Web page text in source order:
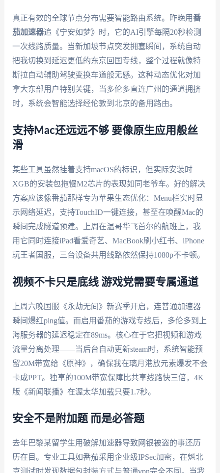
真正有效的全球节点分布需要智能路由系统。昨晚用番
茄加速器追《宁安如梦》时，它的AI引擎每隔20秒检测
一次线路质量。当新加坡节点突发拥塞瞬间，系统自动
把我切换到延迟更低的东京回国专线，整个过程就像特
斯拉自动辅助驾驶变换车道般无感。这种动态优化对加
拿大东部用户特别关键，当多伦多直连广州的通道拥挤
时，系统会智能选择经伦敦到北京的备用路由。
支持Mac还远远不够 要像原生应用般丝
滑
某些工具虽然挂着支持macOS的标识，但实际安装时
XGB的安装包拖慢M2芯片的表现如同老爷车。好的解决
方案应该像番茄那样专为苹果生态优化：Menu栏实时显
示网络延迟，支持TouchID一键连接，甚至在唤醒Mac的
瞬间完成隧道预建。上周在温哥华飞首尔的航班上，我
用它同时连接iPad看爱奇艺、MacBook刷小红书、iPhone
玩王者国服，三台设备共用线路依然保持1080p不卡顿。
视频不卡只是底线 游戏党需要专属通道
上周六晚国服《永劫无间》新赛季开启，连普通加速器
瞬间爆红ping值。而启用番茄的游戏专线后，多伦多到上
海服务器的延迟稳定在89ms。核心在于它把视频和游戏
流量分离处理——当后台自动更新steam时，系统智能预
留20M带宽给《原神》，确保我在璃月港放元素爆发不会
卡成PPT。独享的100M带宽保障比共享线路快三倍，4K
版《新闻联播》在渥太华加载只要1.7秒。
安全不是附加题 而是必答题
去年巴黎某留学生用破解加速器导致网银被盗的事还历
历在目。专业工具如番茄采用企业级IPSec加密，在魁北